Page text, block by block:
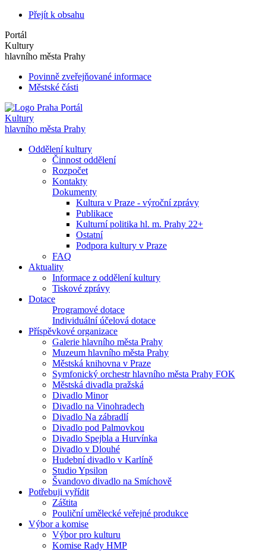
Přejít k obsahu
Portál
Kultury
hlavního města Prahy
Povinně zveřejňované informace
Městské části
Portál
Kultury
hlavního města Prahy
Oddělení kultury
Činnost oddělení
Rozpočet
Kontakty
Dokumenty
Kultura v Praze - výroční zprávy
Publikace
Kulturní politika hl. m. Prahy 22+
Ostatní
Podpora kultury v Praze
FAQ
Aktuality
Informace z oddělení kultury
Tiskové zprávy
Dotace
Programové dotace
Individuální účelová dotace
Příspěvkové organizace
Galerie hlavního města Prahy
Muzeum hlavního města Prahy
Městská knihovna v Praze
Symfonický orchestr hlavního města Prahy FOK
Městská divadla pražská
Divadlo Minor
Divadlo na Vinohradech
Divadlo Na zábradlí
Divadlo pod Palmovkou
Divadlo Spejbla a Hurvínka
Divadlo v Dlouhé
Hudební divadlo v Karlíně
Studio Ypsilon
Švandovo divadlo na Smíchově
Potřebuji vyřídit
Záštita
Pouliční umělecké veřejné produkce
Výbor a komise
Výbor pro kulturu
Komise Rady HMP